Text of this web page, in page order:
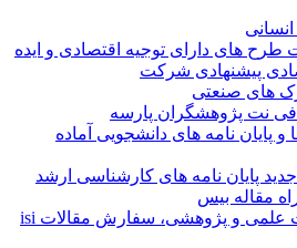
طرح های دارای توجیه اقتصادی و ایده
پیشنهادی شرکت
های صنعتی
نت پژوهشگران پارسه
پایان نامه های دانشجویی آماده
پایان نامه های کارشناسی ارشد
مقاله بیس
مخزن عناوین مقالات علمی و پژوهشی، سفارش مقالات isi